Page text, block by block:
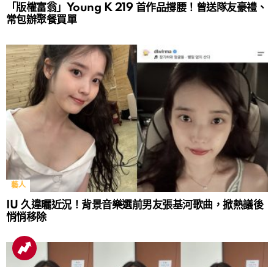
「版權富翁」Young K 219 首作品撐腰！曾送隊友豪禮、
常包辦聚餐買單
藝人
IU 久違曬近況！背景音樂選前男友張基河歌曲，掀熱議後
悄悄移除